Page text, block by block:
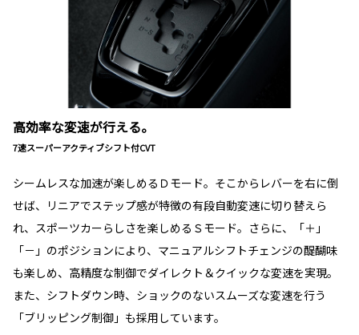
高効率な変速が行える。
7速スーパーアクティブシフト付CVT
シームレスな加速が楽しめるＤモード。そこからレバーを右に倒
せば、リニアでステップ感が特徴の有段自動変速に切り替えら
れ、スポーツカーらしさを楽しめるＳモード。さらに、「＋」
「－」のポジションにより、マニュアルシフトチェンジの醍醐味
も楽しめ、高精度な制御でダイレクト＆クイックな変速を実現。
また、シフトダウン時、ショックのないスムーズな変速を行う
「ブリッピング制御」も採用しています。